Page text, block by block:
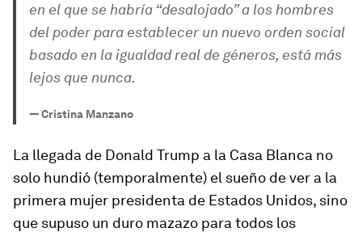
en el que se habría “desalojado” a los hombres
del poder para establecer un nuevo orden social
basado en la igualdad real de géneros, está más
lejos que nunca.
—Cristina Manzano
La llegada de Donald Trump a la Casa Blanca no
solo hundió (temporalmente) el sueño de ver a la
primera mujer presidenta de Estados Unidos, sino
que supuso un duro mazazo para todos los